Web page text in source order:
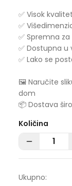
✅ Visok
✅
✅ Spremna
✅ Dostupna u
✅ Lako se
🖼️ Naručite
dom
📦 Dostava
Količina
Ukupno: